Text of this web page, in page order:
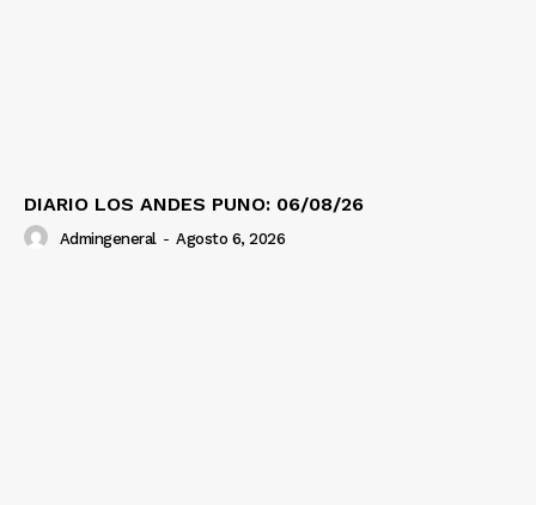
DIARIO LOS ANDES PUNO: 06/08/26
Admingeneral - Agosto 6, 2026